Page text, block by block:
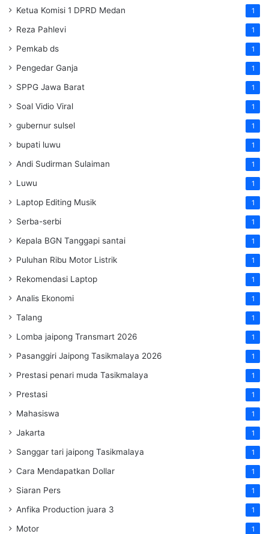
Ketua Komisi 1 DPRD Medan 1
Reza Pahlevi 1
Pemkab ds 1
Pengedar Ganja 1
SPPG Jawa Barat 1
Soal Vidio Viral 1
gubernur sulsel 1
bupati luwu 1
Andi Sudirman Sulaiman 1
Luwu 1
Laptop Editing Musik 1
Serba-serbi 1
Kepala BGN Tanggapi santai 1
Puluhan Ribu Motor Listrik 1
Rekomendasi Laptop 1
Analis Ekonomi 1
Talang 1
Lomba jaipong Transmart 2026 1
Pasanggiri Jaipong Tasikmalaya 2026 1
Prestasi penari muda Tasikmalaya 1
Prestasi 1
Mahasiswa 1
Jakarta 1
Sanggar tari jaipong Tasikmalaya 1
Cara Mendapatkan Dollar 1
Siaran Pers 1
Anfika Production juara 3 1
Motor 1